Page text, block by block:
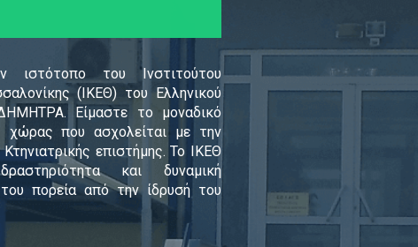
ιστότοπο του Ινστιτούτου
(ΙΚΕΘ) του Ελληνικού
Είμαστε το μοναδικό
χώρας που ασχολείται με την
επιστήμης. Το ΙΚΕΘ
και δυναμική
πορεία από την ίδρυσή του